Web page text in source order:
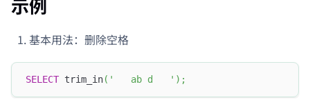
基本用法：删除空格
SELECT trim_in( '   ab d   ' ) ;